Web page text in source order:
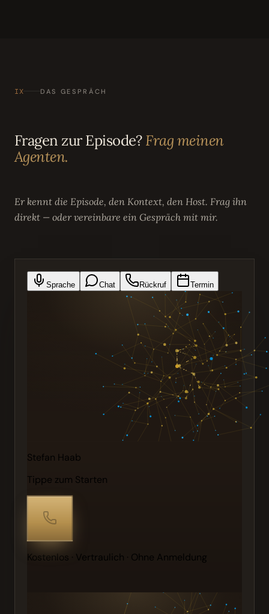
IX DAS GESPRÄCH
Fragen zur Episode?Frag meinen
Agenten.
Er kennt die Episode, den Kontext, den Host. Frag ihn
direkt — oder vereinbare ein Gespräch mit mir.
Sprache Chat Rückruf Termin
Stefan Haab
Tippe zum Starten
Kostenlos · Vertraulich · Ohne Anmeldung